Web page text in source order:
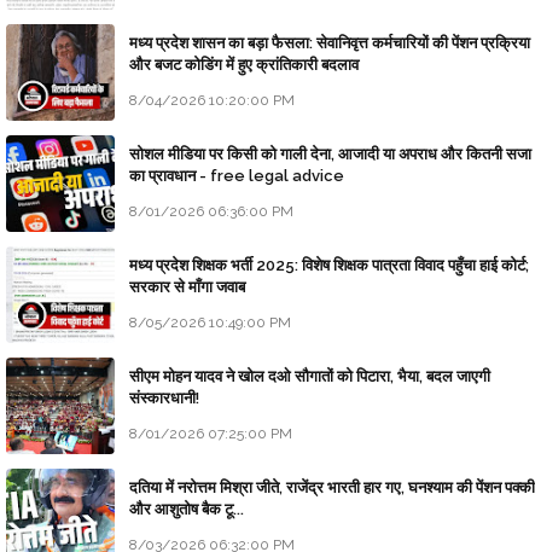
मध्य प्रदेश शासन का बड़ा फैसला: सेवानिवृत्त कर्मचारियों की पेंशन प्रक्रिया
और बजट कोडिंग में हुए क्रांतिकारी बदलाव
8/04/2026 10:20:00 PM
सोशल मीडिया पर किसी को गाली देना, आजादी या अपराध और कितनी सजा
का प्रावधान - free legal advice
8/01/2026 06:36:00 PM
मध्य प्रदेश शिक्षक भर्ती 2025: विशेष शिक्षक पात्रता विवाद पहुँचा हाई कोर्ट;
सरकार से माँगा जवाब
8/05/2026 10:49:00 PM
सीएम मोहन यादव ने खोल दओ सौगातों को पिटारा, भैया, बदल जाएगी
संस्कारधानी!
8/01/2026 07:25:00 PM
दतिया में नरोत्तम मिश्रा जीते, राजेंद्र भारती हार गए, घनश्याम की पेंशन पक्की
और आशुतोष बैक टू...
8/03/2026 06:32:00 PM